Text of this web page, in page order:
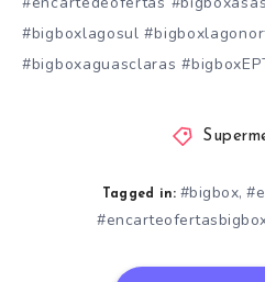
#bigboxlagosul
#bigboxaguasclaras
Tagged in: #bigbox,